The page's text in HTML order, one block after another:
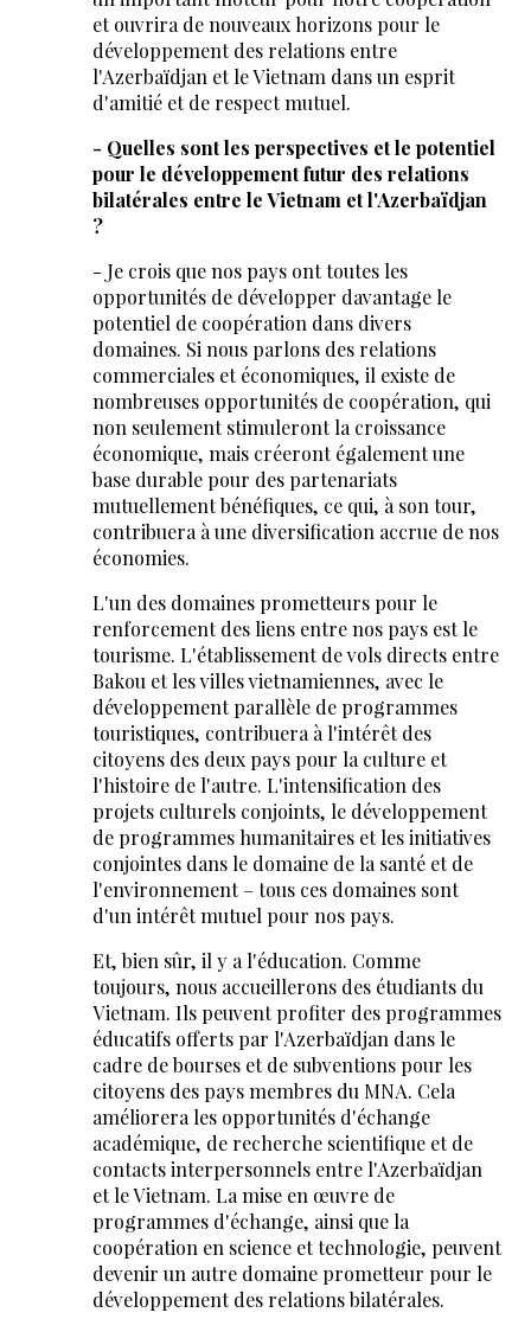
et ouvrira de nouveaux horizons pour le
développement des relations entre
l'Azerbaïdjan et le Vietnam dans un esprit
d'amitié et de respect mutuel.
- Quelles sont les perspectives et le potentiel
pour le développement futur des relations
bilatérales entre le Vietnam et l'Azerbaïdjan
?
- Je crois que nos pays ont toutes les
opportunités de développer davantage le
potentiel de coopération dans divers
domaines. Si nous parlons des relations
commerciales et économiques, il existe de
nombreuses opportunités de coopération, qui
non seulement stimuleront la croissance
économique, mais créeront également une
base durable pour des partenariats
mutuellement bénéfiques, ce qui, à son tour,
contribuera à une diversification accrue de nos
économies.
L'un des domaines prometteurs pour le
renforcement des liens entre nos pays est le
tourisme. L'établissement de vols directs entre
Bakou et les villes vietnamiennes, avec le
développement parallèle de programmes
touristiques, contribuera à l'intérêt des
citoyens des deux pays pour la culture et
l'histoire de l'autre. L'intensification des
projets culturels conjoints, le développement
de programmes humanitaires et les initiatives
conjointes dans le domaine de la santé et de
l'environnement – tous ces domaines sont
d'un intérêt mutuel pour nos pays.
Et, bien sûr, il y a l'éducation. Comme
toujours, nous accueillerons des étudiants du
Vietnam. Ils peuvent profiter des programmes
éducatifs offerts par l'Azerbaïdjan dans le
cadre de bourses et de subventions pour les
citoyens des pays membres du MNA. Cela
améliorera les opportunités d'échange
académique, de recherche scientifique et de
contacts interpersonnels entre l'Azerbaïdjan
et le Vietnam. La mise en œuvre de
programmes d'échange, ainsi que la
coopération en science et technologie, peuvent
devenir un autre domaine prometteur pour le
développement des relations bilatérales.